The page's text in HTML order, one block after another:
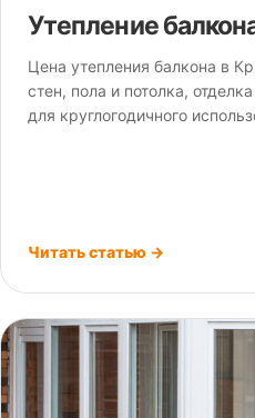
Утепление
Цена утепления балкона в
стен, пола и потолка,
для круглогодичного
Читать статью →